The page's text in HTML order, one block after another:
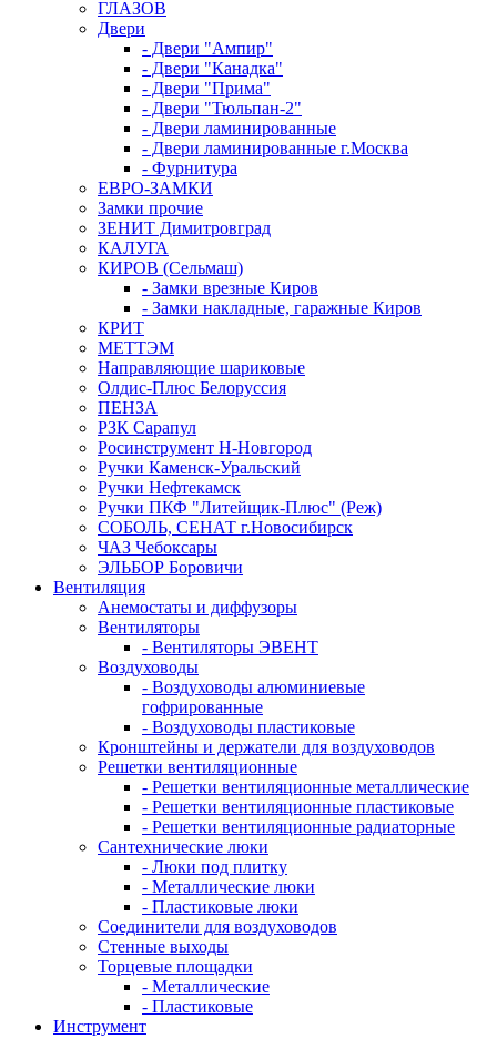
ГЛАЗОВ
Двери
- Двери "Ампир"
- Двери "Канадка"
- Двери "Прима"
- Двери "Тюльпан-2"
- Двери ламинированные
- Двери ламинированные г.Москва
- Фурнитура
ЕВРО-ЗАМКИ
Замки прочие
ЗЕНИТ Димитровград
КАЛУГА
КИРОВ (Сельмаш)
- Замки врезные Киров
- Замки накладные, гаражные Киров
КРИТ
МЕТТЭМ
Направляющие шариковые
Олдис-Плюс Белоруссия
ПЕНЗА
РЗК Сарапул
Росинструмент Н-Новгород
Ручки Каменск-Уральский
Ручки Нефтекамск
Ручки ПКФ "Литейщик-Плюс" (Реж)
СОБОЛЬ, СЕНАТ г.Новосибирск
ЧАЗ Чебоксары
ЭЛЬБОР Боровичи
Вентиляция
Анемостаты и диффузоры
Вентиляторы
- Вентиляторы ЭВЕНТ
Воздуховоды
- Воздуховоды алюминиевые
гофрированные
- Воздуховоды пластиковые
Кронштейны и держатели для воздуховодов
Решетки вентиляционные
- Решетки вентиляционные металлические
- Решетки вентиляционные пластиковые
- Решетки вентиляционные радиаторные
Сантехнические люки
- Люки под плитку
- Металлические люки
- Пластиковые люки
Соединители для воздуховодов
Стенные выходы
Торцевые площадки
- Металлические
- Пластиковые
Инструмент